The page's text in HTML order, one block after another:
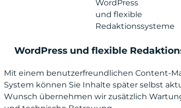
WordPress und flexible
Mit einem benutzerfreundlichen Content-
System können Sie Inhalte später selbst
Wunsch übernehmen wir zusätzlich